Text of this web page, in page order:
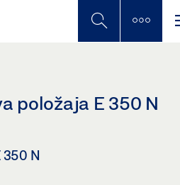
položaja E 350 N
350 N